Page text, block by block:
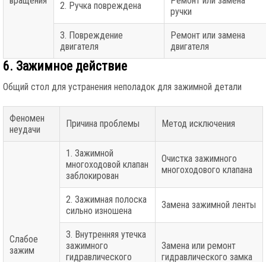
2. Ручка повреждена
ручки
3. Повреждение
двигателя
Ремонт или замена
двигателя
6. Зажимное действие
Общий стол для устранения неполадок для зажимной детали
Феномен
неудачи
Причина проблемы Метод исключения
Слабое
зажим
1. Зажимной
многоходовой клапан
заблокирован
Очистка зажимного
многоходового клапана
2. Зажимная полоска
сильно изношена
Замена зажимной ленты
3. Внутренняя утечка
зажимного
гидравлического
Замена или ремонт
гидравлического замка